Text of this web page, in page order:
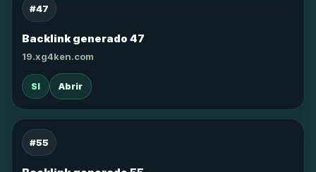
#47
Backlink generado 47
19.xg4ken.com
SI Abrir
#55